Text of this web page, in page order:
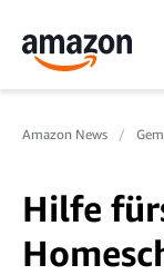
Amazon News
Hilfe